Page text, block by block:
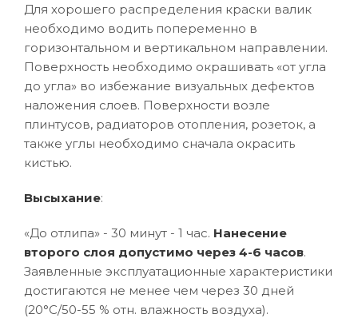
Для хорошего распределения краски валик
необходимо водить попеременно в
горизонтальном и вертикальном направлении.
Поверхность необходимо окрашивать «от угла
до угла» во избежание визуальных дефектов
наложения слоев. Поверхности возле
плинтусов, радиаторов отопления, розеток, а
также углы необходимо сначала окрасить
кистью.
Высыхание:
«До отлипа» - 30 минут - 1 час. Нанесение
второго слоя допустимо через 4-6 часов.
Заявленные эксплуатационные характеристики
достигаются не менее чем через 30 дней
(20°C/50-55 % отн. влажность воздуха).